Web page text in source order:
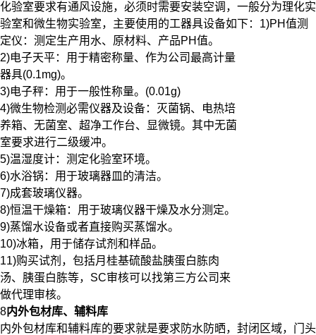
化验室要求有通风设施，必须时需要安装空调，一般分为理化实
验室和微生物实验室，主要使用的工器具设备如下：1)PH值测
定仪：测定生产用水、原材料、产品PH值。
2)电子天平：用于精密称量、作为公司最高计量
器具(0.1mg)。
3)电子秤：用于一般性称量。(0.01g)
4)微生物检测必需仪器及设备：灭菌锅、电热培
养箱、无菌室、超净工作台、显微镜。其中无菌
室要求进行二级缓冲。
5)温湿度计：测定化验室环境。
6)水浴锅：用于玻璃器皿的清洁。
7)成套玻璃仪器。
8)恒温干燥箱：用于玻璃仪器干燥及水分测定。
9)蒸馏水设备或者直接购买蒸馏水。
10)冰箱，用于储存试剂和样品。
11)购买试剂，包括月桂基硫酸盐胰蛋白胨肉
汤、胰蛋白胨等，SC审核可以找第三方公司来
做代理审核。
8内外包材库、辅料库
内外包材库和辅料库的要求就是要求防水防晒，封闭区域，门头